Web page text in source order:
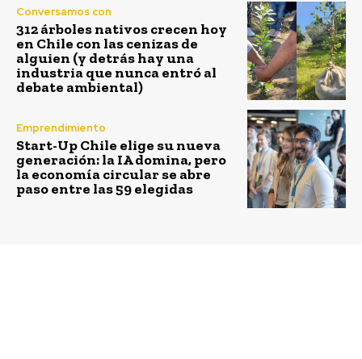
Conversamos con
312 árboles nativos crecen hoy
en Chile con las cenizas de
alguien (y detrás hay una
industria que nunca entró al
debate ambiental)
Emprendimiento
Start-Up Chile elige su nueva
generación: la IA domina, pero
la economía circular se abre
paso entre las 59 elegidas